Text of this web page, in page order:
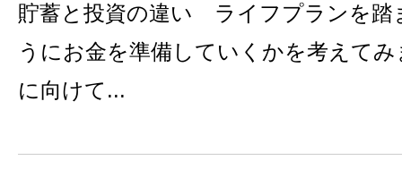
貯蓄と投資の違い ライフプランを踏
うにお金を準備していくかを考えて
に向けて...